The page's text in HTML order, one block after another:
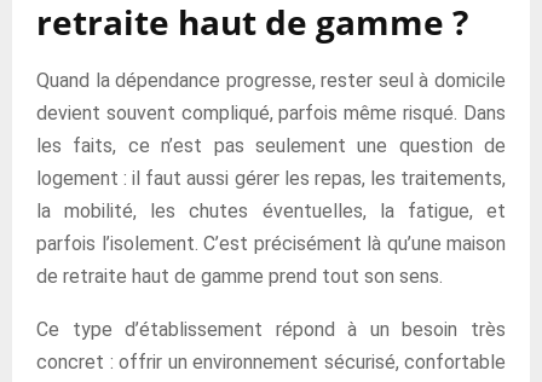
retraite haut de gamme ?
Quand la dépendance progresse, rester seul à domicile
devient souvent compliqué, parfois même risqué. Dans
les faits, ce n’est pas seulement une question de
logement : il faut aussi gérer les repas, les traitements,
la mobilité, les chutes éventuelles, la fatigue, et
parfois l’isolement. C’est précisément là qu’une maison
de retraite haut de gamme prend tout son sens.
Ce type d’établissement répond à un besoin très
concret : offrir un environnement sécurisé, confortable